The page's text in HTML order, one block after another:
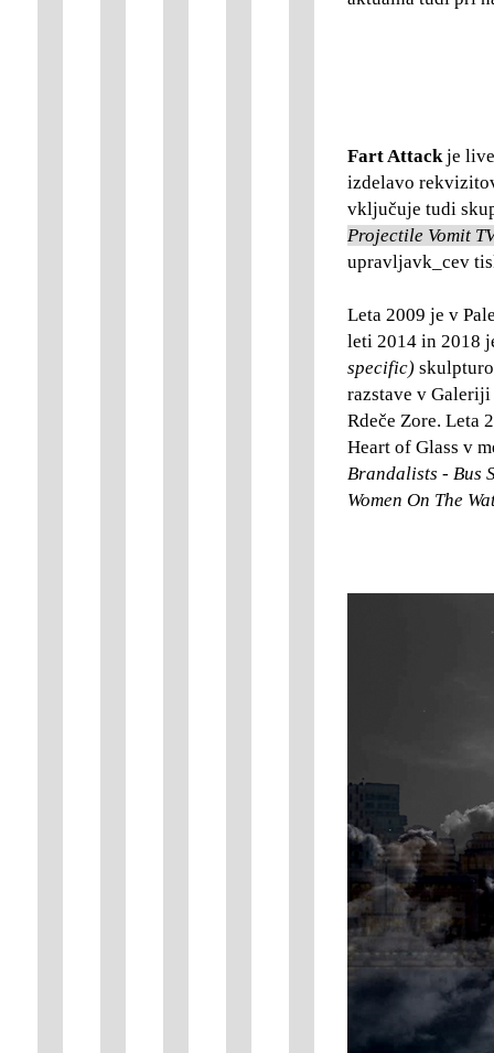
Fart Attack je
izdelavo
vključuje tudi
Projectile Vomit
upravljavk_cev
Leta 2009 je v
leti 2014 in 2018
specific)
razstave v
Rdeče Zore. Leta
Heart of Glass v
Brandalists - Bus
Women On The